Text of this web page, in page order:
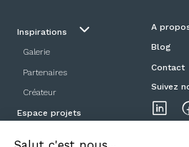
Inspirations
Galerie
Partenaires
Créateur
Espace projets
A
Blog
Contact
Suivez